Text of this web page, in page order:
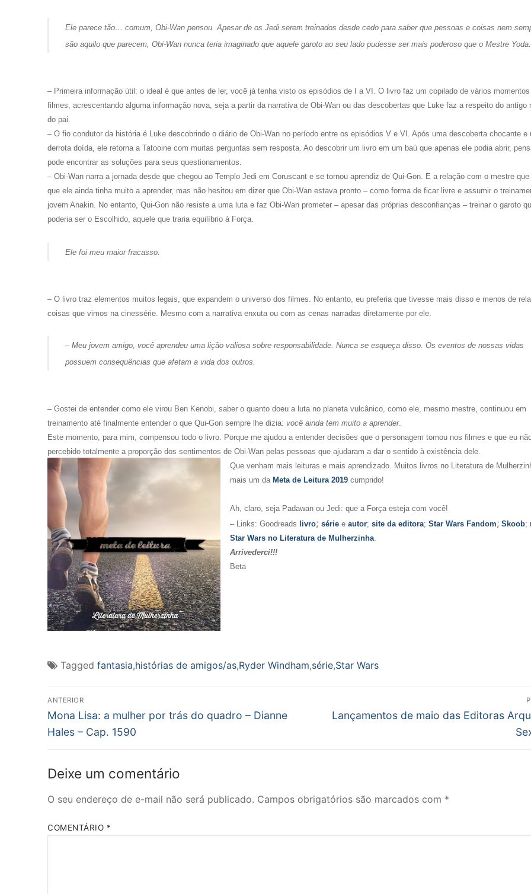
Ele parece tão… comum , Obi-Wan pensou. Apesar de os Jedi serem treinados desde cedo para saber que pessoas e coisas nem
são aquilo que parecem, Obi-Wan nunca teria imaginado que aquele garoto ao seu lado pudesse ser mais poderoso que o Mestre Yoda.
– Primeira informação útil: o ideal é que antes de ler, você já tenha visto os episódios de I a VI. O livro faz um copilado de vários
filmes, acrescentando alguma informação nova, seja a partir da narrativa de Obi-Wan ou das descobertas que Luke faz a respeito do antigo
do pai.
– O fio condutor da história é Luke descobrindo o diário de Obi-Wan no período entre os episódios V e VI. Após uma descoberta chocante e
derrota doída, ele retorna a Tatooine com muitas perguntas sem resposta. Ao descobrir um livro em um baú que apenas ele podia abrir,
pode encontrar as soluções para seus questionamentos.
– Obi-Wan narra a jornada desde que chegou ao Templo Jedi em Coruscant e se tornou aprendiz de Qui-Gon. E a relação com o mestre
que ele ainda tinha muito a aprender, mas não hesitou em dizer que Obi-Wan estava pronto – como forma de ficar livre e assumir o
jovem Anakin. No entanto, Qui-Gon não resiste a uma luta e faz Obi-Wan prometer – apesar das próprias desconfianças – treinar o garoto
poderia ser o Escolhido, aquele que traria equilíbrio à Força.
Ele foi meu maior fracasso.
– O livro traz elementos muitos legais, que expandem o universo dos filmes. No entanto, eu preferia que tivesse mais disso e menos de
coisas que vimos na cinessérie. Mesmo com a narrativa enxuta ou com as cenas narradas diretamente por ele.
– Meu jovem amigo, você aprendeu uma lição valiosa sobre responsabilidade. Nunca se esqueça disso. Os eventos de nossas vidas
possuem consequências que afetam a vida dos outros.
– Gostei de entender como ele virou Ben Kenobi, saber o quanto doeu a luta no planeta vulcânico, como ele, mesmo mestre, continuou em
treinamento até finalmente entender o que Qui-Gon sempre lhe dizia: você ainda tem muito a aprender.
Este momento, para mim, compensou todo o livro. Porque me ajudou a entender decisões que o personagem tomou nos filmes e que eu
percebido totalmente a proporção dos sentimentos de Obi-Wan pelas pessoas que ajudaram a dar o sentido à existência dele.
Que venham mais leituras e mais aprendizado. Muitos livros no Literatura de
mais um da Meta de Leitura 2019 cumprido!
Ah, claro, seja Padawan ou Jedi: que a Força esteja com você!
– Links: Goodreads
livro; série e autor; site da editora; Star Wars Fandom; Skoob;
Star Wars no Literatura de Mulherzinha.
Arrivederci!!!
Beta
Tagged fantasia,histórias de amigos/as,Ryder Windham,série,Star Wars
Navegação
de
Post
ANTERIOR
Post
anterior:
Mona Lisa: a mulher por trás do quadro – Dianne
Hales – Cap. 1590
Próximo
Lançamentos de maio das Editoras
Deixe um comentário
O seu endereço de e-mail não será publicado. Campos obrigatórios são marcados com *
COMENTÁRIO *